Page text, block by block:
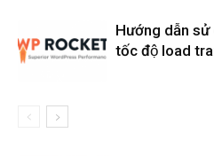
Hướng dẫn
tốc độ load